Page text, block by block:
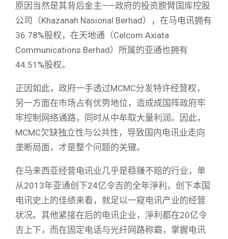
原因当然是其背后金主——政府的投资膀臂国库控股
公司（Khazanah Nasional Berhad），在马电讯拥有
36.78%股权，在天地通（Celcom Axiata
Communications Berhad）所属的亚通也拥有
44.51%股权。
正因如此，政府一手透过MCMC分发特许经营权，
另一方面在市场占有优势地位，造成成国阵政府牢
牢控制网络通路，同时从中牟取大量利润。因此，
MCMC欠缺独立性与公共性，导致国内电讯业走向
垄断局面，才是整个问题的关键。
在马来西亚经营电讯业几乎是稳赚不赔的行业，单
从2013年亚通创下24亿令吉的全年淨利，创下本国
电讯史上的佳绩来看，就足以一窥电讯产业的经营
状况。其他紧接在后的电讯企业，淨利都在20亿令
吉上下，而在固定电话与光纤网路称霸，掌握电讯